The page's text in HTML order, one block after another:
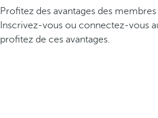
Profitez des avantages des
Inscrivez-vous ou connectez-vous
profitez de ces avantages.